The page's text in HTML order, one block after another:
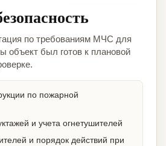
по требованиям МЧС для
объект был готов к плановой
по пожарной
и учета огнетушителей
и порядок действий при